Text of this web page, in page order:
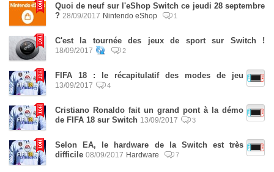
Quoi de neuf sur l'eShop Switch ce jeudi 28 septembre
? 28/09/2017 Nintendo eShop 1
C'est la tournée des jeux de sport sur Switch !
18/09/2017 2
FIFA 18 : le récapitulatif des modes de jeu
13/09/2017 4
Cristiano Ronaldo fait un grand pont à la démo
de FIFA 18 sur Switch 13/09/2017 3
Selon EA, le hardware de la Switch est très
difficile 08/09/2017 Hardware 7